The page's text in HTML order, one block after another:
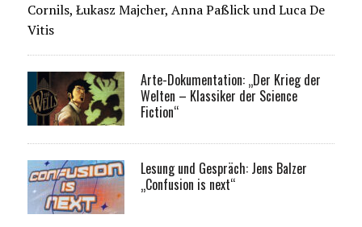
Cornils, Łukasz Majcher, Anna Paßlick und Luca De
Vitis
Arte-Dokumentation: „Der Krieg der
Welten – Klassiker der Science
Fiction“
Lesung und Gespräch: Jens Balzer
„Confusion is next“